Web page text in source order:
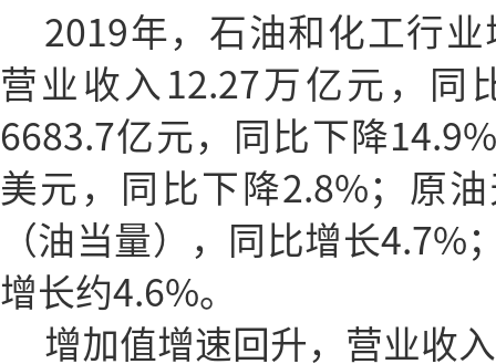
2019年，石油和化工行
营业收入12.27万亿元，同
6683.7亿元，同比下降
美元，同比下降2.8%；原
（油当量），同比增长4.7%
增长约4.6%。
增加值增速回升，营业收